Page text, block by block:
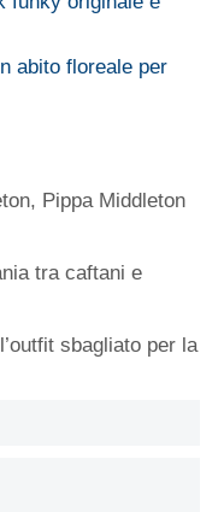
abito floreale per
, Pippa Middleton
tra caftani e
sbagliato per la